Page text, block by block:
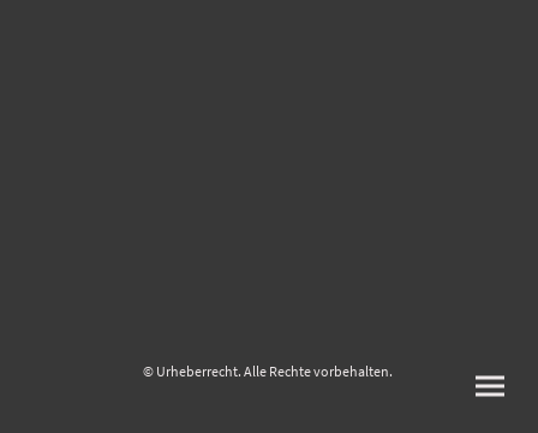
© Urheberrecht. Alle Rechte vorbehalten.